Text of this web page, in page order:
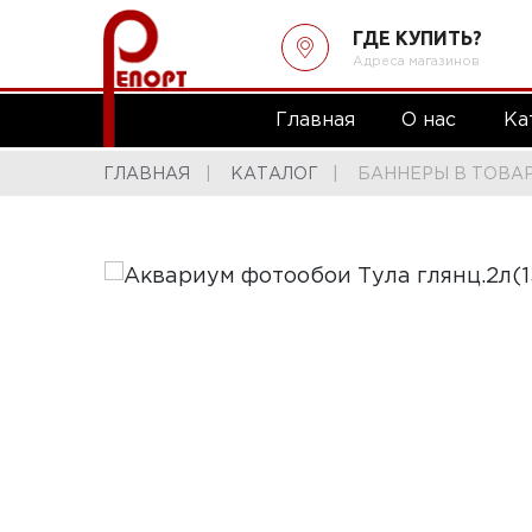
ГДЕ КУПИТЬ?
Адреса магазинов
Главная О нас
ГЛАВНАЯ КАТАЛОГ БАННЕРЫ В